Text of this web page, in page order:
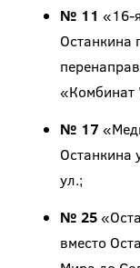
№ 11 «16-
Останкина
«Комбинат
№ 17
Останкина
ул.;
№ 25
вместо